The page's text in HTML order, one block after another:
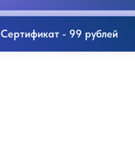
Сертификат - 99 рублей